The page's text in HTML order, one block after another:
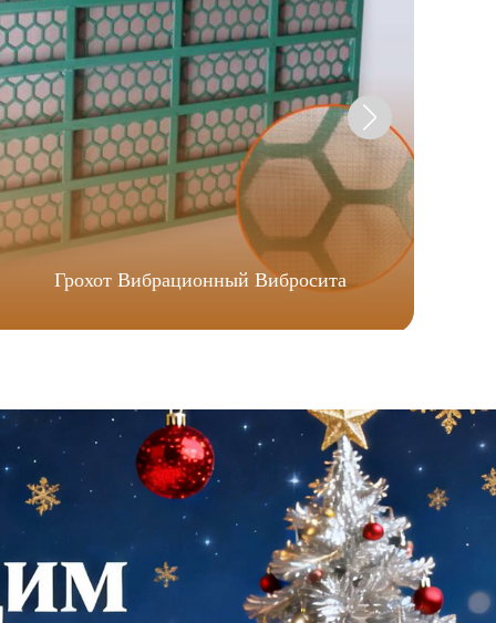
Грохот Вибрационный Вибросита